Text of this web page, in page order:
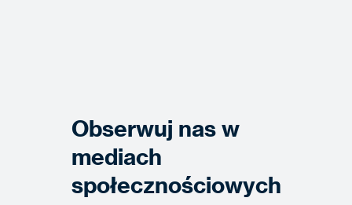
Obserwuj nas w
mediach
społecznościowych